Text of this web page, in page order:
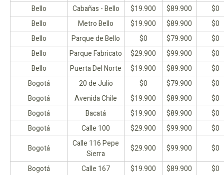
Bello
Cabañas - Bello $19.900 $89.900
$0
Bello
Metro Bello $19.900 $89.900
$0
Bello
Parque de Bello $0 $79.900
$0
Bello
Parque Fabricato $29.900 $99.900
$0
Bello
Puerta Del Norte $19.900 $89.900
$0
Bogotá
20 de Julio $0 $79.900
$0
Bogotá
Avenida Chile $19.900 $89.900
$0
Bogotá
Bacatá $19.900 $89.900
$0
Bogotá
Calle 100 $29.900 $99.900
$0
Bogotá
Calle 116 Pepe
Sierra
$29.900 $99.900
$0
Bogotá
Calle 167 $19.900 $89.900
$0